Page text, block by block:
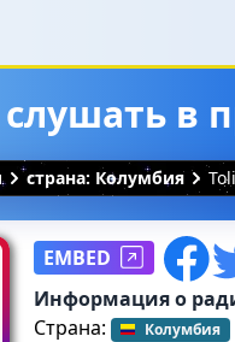
слушать в
страна: Колумбия
EMBED
Информация о
Страна:
Колумбия